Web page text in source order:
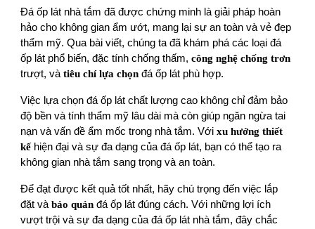
Đá ốp lát nhà tắm đã được chứng minh là giải pháp hoàn
hảo cho không gian ẩm ướt, mang lại sự an toàn và vẻ đẹp
thẩm mỹ. Qua bài viết, chúng ta đã khám phá các loại đá
ốp lát phổ biến, đặc tính chống thấm,công nghệ chống trơn
trượt, vàtiêu chí lựa chọn đá ốp lát phù hợp.
Việc lựa chọn đá ốp lát chất lượng cao không chỉ đảm bảo
độ bền và tính thẩm mỹ lâu dài mà còn giúp ngăn ngừa tai
nạn và vấn đề ẩm mốc trong nhà tắm. Vớixu hướng thiết
kếhiện đại và sự đa dạng của đá ốp lát, bạn có thể tạo ra
không gian nhà tắm sang trọng và an toàn.
Để đạt được kết quả tốt nhất, hãy chú trọng đến việc lắp
đặt vàbảo quản đá ốp lát đúng cách. Với những lợi ích
vượt trội và sự đa dạng của đá ốp lát nhà tắm, đây chắc